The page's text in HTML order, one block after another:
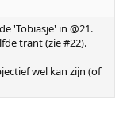
'Tobiasje' in @21.
trant (zie #22).
wel kan zijn (of